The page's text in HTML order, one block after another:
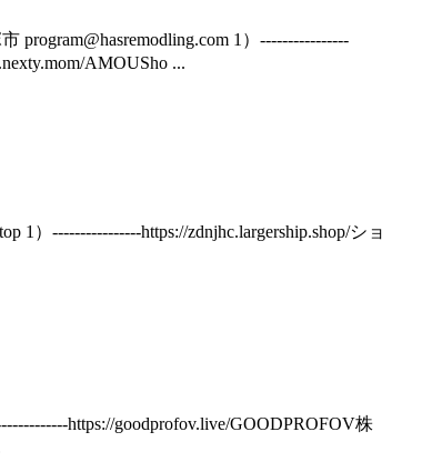
1）----------------
AMOUSho ...
1）----------------https://zdnjhc.largership.shop/ショ
https://goodprofov.live/GOODPROFOV株